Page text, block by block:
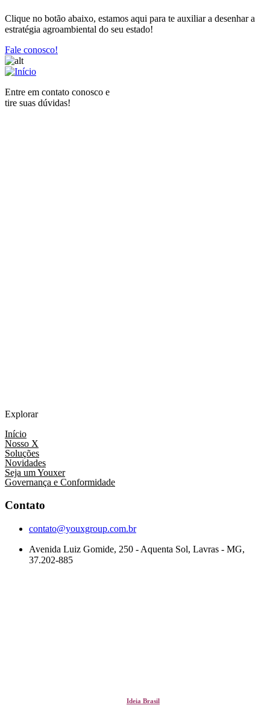
Clique no botão abaixo, estamos aqui para te auxiliar a desenhar a
estratégia agroambiental do seu estado!
Fale conosco!
Entre em contato conosco e
tire suas dúvidas!
Explorar
Início
Nosso X
Soluções
Novidades
Seja um Youxer
Governança e Conformidade
Contato
contato@youxgroup.com.br
Avenida Luiz Gomide, 250 - Aquenta Sol, Lavras - MG,
37.202-885
Ideia Brasil